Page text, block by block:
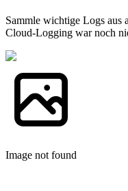
Sammle wichtige Logs
Cloud-Logging war noch
Image not found